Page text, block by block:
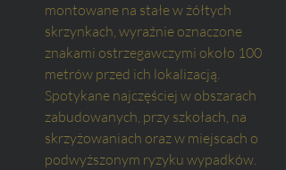
montowane na stałe w żółtych
skrzynkach, wyraźnie oznaczone
znakami ostrzegawczymi około 100
metrów przed ich lokalizacją.
Spotykane najczęściej w obszarach
zabudowanych, przy szkołach, na
skrzyżowaniach oraz w miejscach o
podwyższonym ryzyku wypadków.